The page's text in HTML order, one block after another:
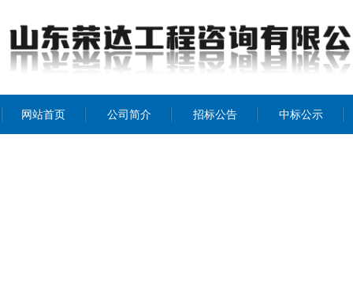
网站首页 公司简介 招标公告 中标公示